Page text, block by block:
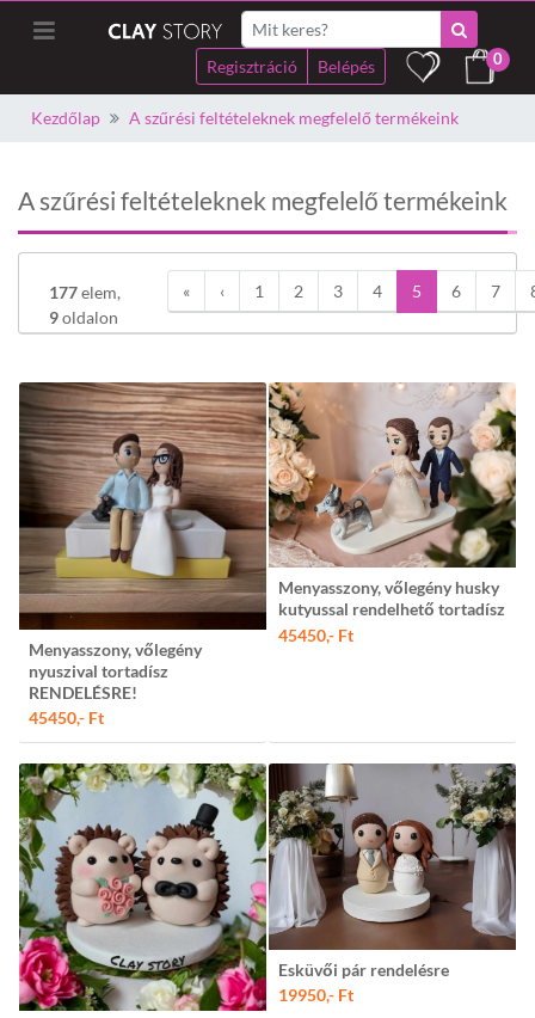
Regisztráció Belépés 0
Kezdőlap A szűrési feltételeknek megfelelő termékeink
A szűrési feltételeknek megfelelő termékeink
177elem,
9oldalon
« ‹ 1 2 3 4 5 6 7
Menyasszony, vőlegény
nyuszival tortadísz
RENDELÉSRE!
45450,- Ft
Menyasszony, vőlegény husky
kutyussal rendelhető tortadísz
45450,- Ft
Esküvői pár rendelésre
19950,- Ft